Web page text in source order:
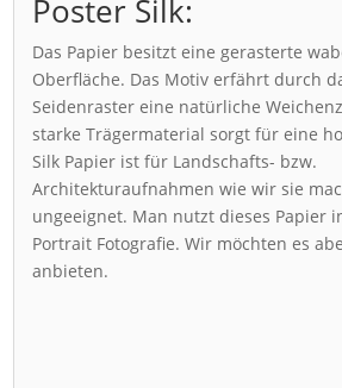
Poster Silk:
Das Papier besitzt eine gerasterte
Oberfläche. Das Motiv erfährt durch
Seidenraster eine natürliche
starke Trägermaterial sorgt für eine
Silk Papier ist für Landschafts- bzw.
Architekturaufnahmen wie wir sie
ungeeignet. Man nutzt dieses Papier
Portrait Fotografie. Wir möchten es
anbieten.